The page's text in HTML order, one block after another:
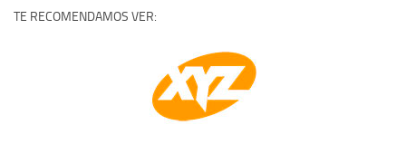
TE RECOMENDAMOS VER: